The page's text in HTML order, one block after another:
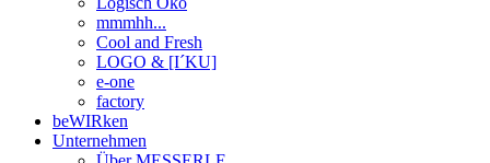
mmmhh...
Cool and Fresh
LOGO & [I´KU]
e-one
factory
beWIRken
Unternehmen